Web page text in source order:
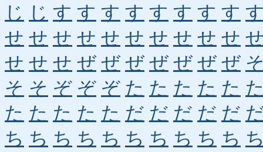
じ じ す す す す す す す す
せ せ せ せ せ せ せ せ せ せ
せ せ せ ぜ ぜ ぜ ぜ ぜ ぜ ぜ
そ そ ぞ ぞ ぞ た た た た た
た た た た た だ だ だ だ だ
ち ち ち ち ち ち ち ち ち ち